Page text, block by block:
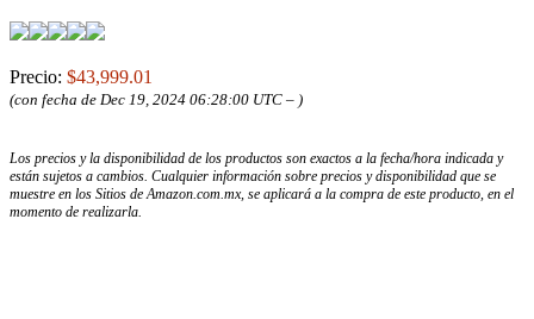
Precio: $43,999.01
(con fecha de Dec 19, 2024 06:28:00 UTC – )
Los precios y la disponibilidad de los productos son exactos a la fecha/hora indicada y
están sujetos a cambios. Cualquier información sobre precios y disponibilidad que se
muestre en los Sitios de Amazon.com.mx, se aplicará a la compra de este producto, en el
momento de realizarla.